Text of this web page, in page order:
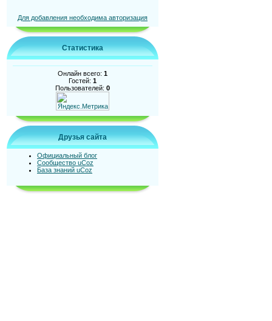
Для добавления необходима авторизация
Статистика
Онлайн всего: 1
Гостей: 1
Пользователей: 0
Друзья сайта
Официальный блог
Сообщество uCoz
База знаний uCoz